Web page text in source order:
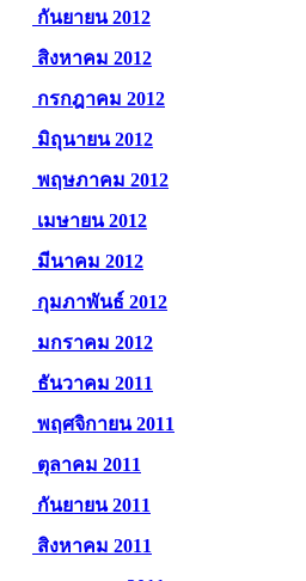
กันยายน 2012
สิงหาคม 2012
กรกฎาคม 2012
มิถุนายน 2012
พฤษภาคม 2012
เมษายน 2012
มีนาคม 2012
กุมภาพันธ์ 2012
มกราคม 2012
ธันวาคม 2011
พฤศจิกายน 2011
ตุลาคม 2011
กันยายน 2011
สิงหาคม 2011